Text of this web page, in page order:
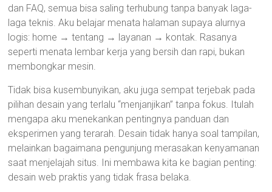
dan FAQ, semua bisa saling terhubung tanpa banyak laga-
laga teknis. Aku belajar menata halaman supaya alurnya
logis: home → tentang → layanan → kontak. Rasanya
seperti menata lembar kerja yang bersih dan rapi, bukan
membongkar mesin.
Tidak bisa kusembunyikan, aku juga sempat terjebak pada
pilihan desain yang terlalu “menjanjikan” tanpa fokus. Itulah
mengapa aku menekankan pentingnya panduan dan
eksperimen yang terarah. Desain tidak hanya soal tampilan,
melainkan bagaimana pengunjung merasakan kenyamanan
saat menjelajah situs. Ini membawa kita ke bagian penting:
desain web praktis yang tidak frasa belaka.